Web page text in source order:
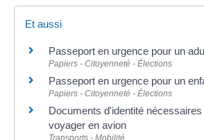
Et aussi
Passeport en urgence pour un
Papiers - Citoyenneté - Élections
Passeport en urgence pour un
Papiers - Citoyenneté - Élections
Documents d'identité nécessaires
voyager en avion